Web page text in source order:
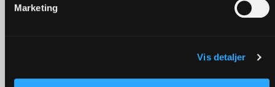
Marketing
Vis detaljer